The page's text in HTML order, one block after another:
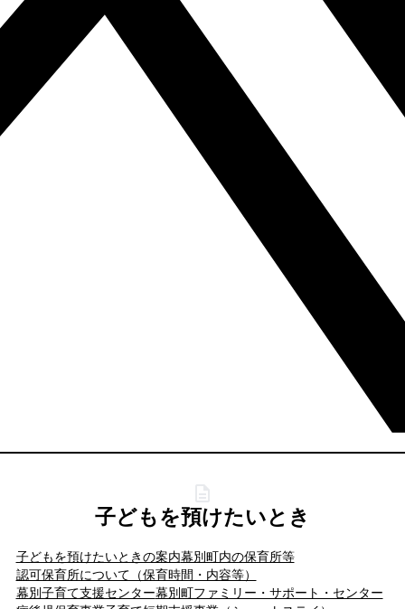
子どもを預けたいとき
子どもを預けたいときの案内幕別町内の保育所等
認可保育所について（保育時間・内容等）
幕別子育て支援センター幕別町ファミリー・サポート・センター